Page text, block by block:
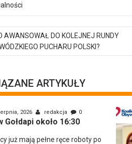
AWANSOWAŁ DO KOLEJNEJ RUNDY
PUCHARU POLSKI?
ARTYKUŁY
2026 redakcja 0
Gołdapi około 16:30
już mają pełne ręce roboty po